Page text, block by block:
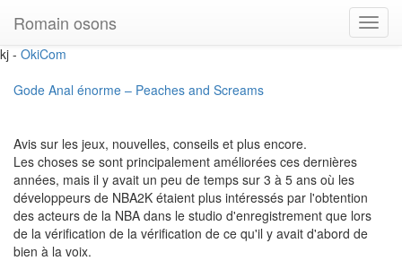
Romain osons
kj - OkiCom
Gode Anal énorme – Peaches and Screams
Avis sur les jeux, nouvelles, conseils et plus encore.
Les choses se sont principalement améliorées ces dernières
années, mais il y avait un peu de temps sur 3 à 5 ans où les
développeurs de NBA2K étaient plus intéressés par l'obtention
des acteurs de la NBA dans le studio d'enregistrement que lors
de la vérification de la vérification de ce qu'il y avait d'abord de
bien à la voix.